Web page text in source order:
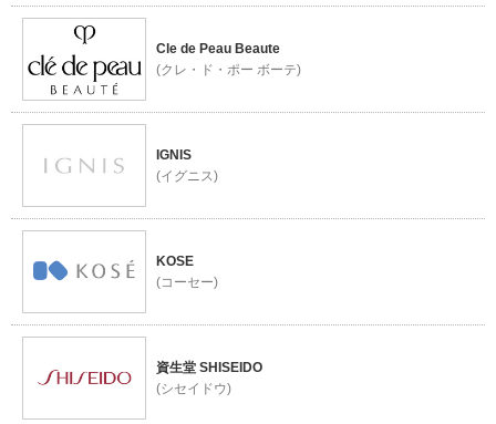
Cle de Peau Beaute
(クレ・ド・ポー ボーテ)
IGNIS
(イグニス)
KOSE
(コーセー)
資生堂 SHISEIDO
(シセイドウ)